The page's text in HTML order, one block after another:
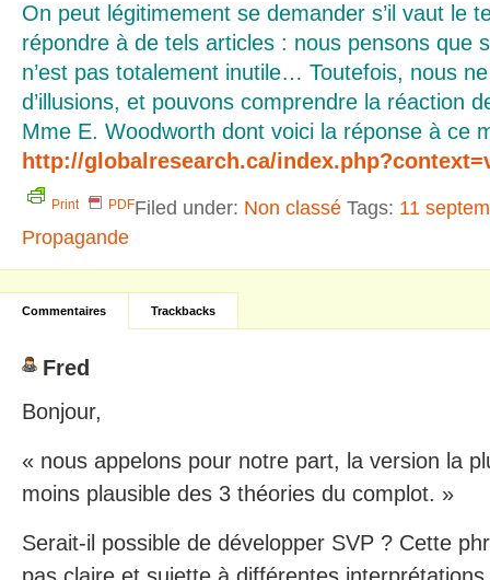
On peut légitimement se demander s’il vaut le
répondre à de tels articles : nous pensons que
n’est pas totalement inutile… Toutefois, nous
d’illusions, et pouvons comprendre la réaction
Mme E. Woodworth dont voici la réponse à ce
http://globalresearch.ca/
Print PDFFiled under: Non classé Tags: 11
Propagande
Commentaires Trackbacks
Fred
Bonjour,
« nous appelons pour notre part, la version la
moins plausible des 3 théories du complot. »
Serait-il possible de développer SVP ? Cette